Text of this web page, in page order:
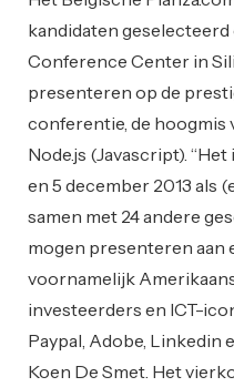
kandidaten
Conference Center in
presenteren op de
conferentie, de hoogmis
Node.js (Javascript).
en 5 december 2013 als
samen met 24 andere
mogen presenteren aan
voornamelijk
investeerders en ICT-
Paypal, Adobe, Linkedin
Koen De Smet. Het